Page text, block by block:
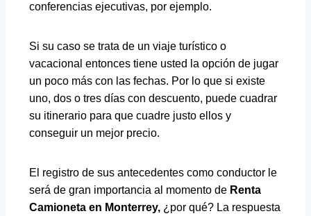
conferencias ejecutivas, por ejemplo.
Si su caso se trata de un viaje turístico o
vacacional entonces tiene usted la opción de jugar
un poco más con las fechas. Por lo que si existe
uno, dos o tres días con descuento, puede cuadrar
su itinerario para que cuadre justo ellos y
conseguir un mejor precio.
El registro de sus antecedentes como conductor le
será de gran importancia al momento de Renta
Camioneta en Monterrey, ¿por qué? La respuesta